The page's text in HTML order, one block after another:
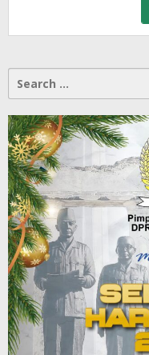
Search
for: